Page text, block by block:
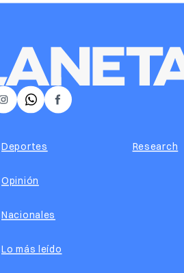
𝕏 Facebook
Instagram
Deportes
Opinión
Nacionales
Lo más leído
Research